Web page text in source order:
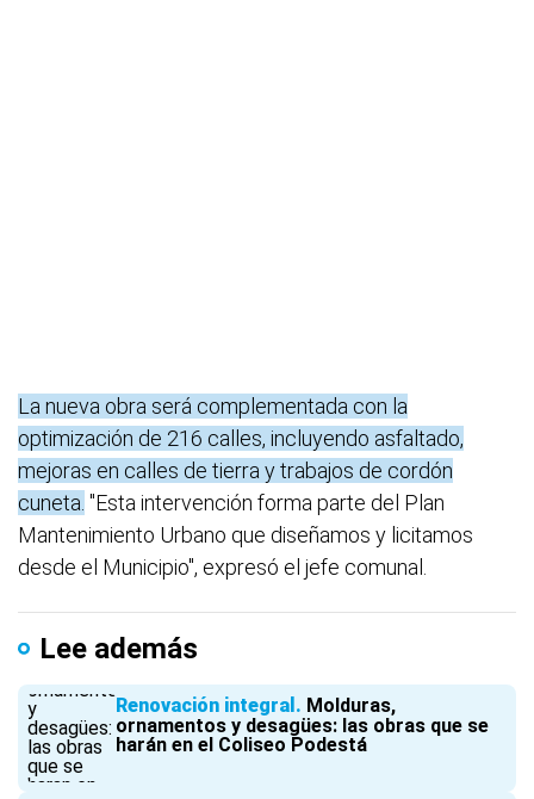
La nueva obra será complementada con la
optimización de 216 calles, incluyendo asfaltado,
mejoras en calles de tierra y trabajos de cordón
cuneta. "Esta intervención forma parte del Plan
Mantenimiento Urbano que diseñamos y licitamos
desde el Municipio", expresó el jefe comunal.
Lee además
Renovación integral
Molduras,
ornamentos y desagües: las obras que se
harán en el Coliseo Podestá